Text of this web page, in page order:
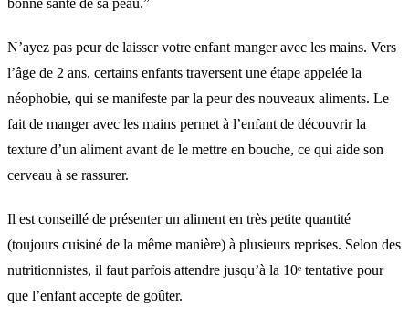
N’ayez pas peur de laisser votre enfant manger avec les mains. Vers
l’âge de 2 ans, certains enfants traversent une étape appelée la
néophobie, qui se manifeste par la peur des nouveaux aliments. Le
fait de manger avec les mains permet à l’enfant de découvrir la
texture d’un aliment avant de le mettre en bouche, ce qui aide son
cerveau à se rassurer.
Il est conseillé de présenter un aliment en très petite quantité
(toujours cuisiné de la même manière) à plusieurs reprises. Selon des
nutritionnistes, il faut parfois attendre jusqu’à la 10ᵉ tentative pour
que l’enfant accepte de goûter.